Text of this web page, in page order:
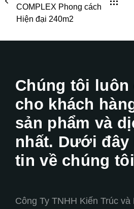
COMPLEX Phong cách
Hiện đại 240m2
Chúng tôi luôn
cho khách
sản phẩm và
nhất. Dưới đây
tin về chúng
Công Ty TNHH Kiến Trúc và